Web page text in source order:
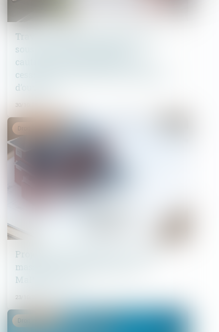
Travaux confiés ultérieurement au
sous-traitant partiellement
cautionnés et opposabilité de la
cession de créances envers le maître
d’ouvrage
30/10/2024
Projet de loi de finances : le coup de
massue sur le financement de
MaPrimerénov'
23/10/2024
Droit immobilier
Droit immobilier